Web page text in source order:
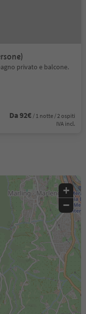
privato e balcone.
Da 92€ / 1 notte / 2 ospiti
IVA incl.
+
−